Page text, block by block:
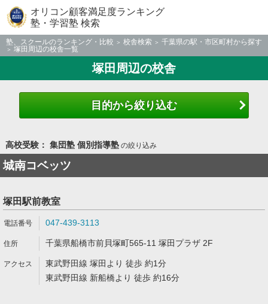
オリコン顧客満足度ランキング
塾・学習塾 検索
塾、スクールのランキング・比較 校舎検索
千葉県の駅・市区町村から探す
塚田周辺の校舎一覧
塚田周辺の校舎
目的から絞り込む
高校受験： 集団塾 個別指導塾の絞り込み
城南コベッツ
塚田駅前教室
047-439-3113
千葉県船橋市前貝塚町565-11 塚田プラザ 2F
東武野田線 塚田より 徒歩 約1分
東武野田線 新船橋より 徒歩 約16分